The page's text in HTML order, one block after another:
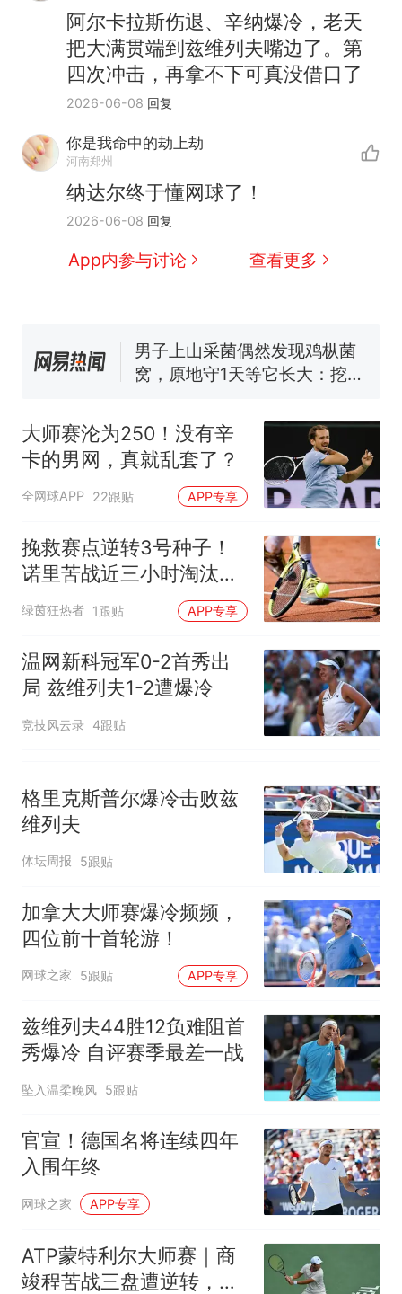
阿尔卡拉斯伤退、辛纳爆冷，老天
把大满贯端到兹维列夫嘴边了。第
四次冲击，再拿不下可真没借口了
2026-06-08 回复
你是我命中的劫上劫
河南郑州
纳达尔终于懂网球了！
2026-06-08 回复
App内参与讨论 查看更多
因老师一句“跟我回家”改写了
人生
新 制裁瓜子饺子，美国怕什
么？
费大厨“全国小炒肉大王”称
窝，原地守1天等它长大：挖了
140多朵
美国渔民钓获鲨鱼徒手将其拽
笔试第一被第二名传话劝弃考
官方通报
热 那个在床头放菜刀的女孩，
因老师一句“跟我回家”改写了
大师赛沦为250！没有辛
卡的男网，真就乱套了？
全网球APP 22跟贴 APP专享
挽救赛点逆转3号种子！
诺里苦战近三小时淘汰德
米纳尔
绿茵狂热者 1跟贴 APP专享
温网新科冠军0-2首秀出
局 兹维列夫1-2遭爆冷
竞技风云录 4跟贴
格里克斯普尔爆冷击败兹
维列夫
体坛周报 5跟贴
加拿大大师赛爆冷频频，
四位前十首轮游！
网球之家 5跟贴 APP专享
兹维列夫44胜12负难阻首
秀爆冷 自评赛季最差一战
坠入温柔晚风 5跟贴
官宣！德国名将连续四年
入围年终
网球之家 APP专享
ATP蒙特利尔大师赛｜商
竣程苦战三盘遭逆转，坦